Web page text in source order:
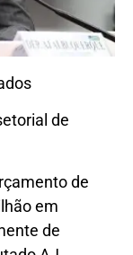
de
de
em
de